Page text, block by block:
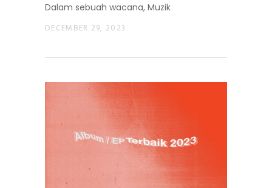
Dalam sebuah wacana, Muzik
DECEMBER 29, 2023